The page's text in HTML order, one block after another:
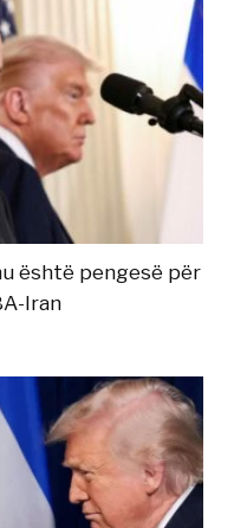
është pengesë për
Iran